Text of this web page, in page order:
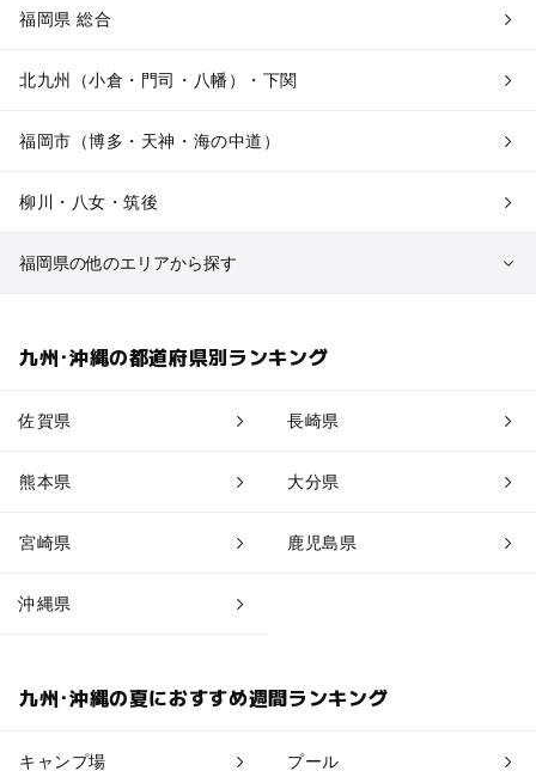
福岡県 総合
北九州（小倉・門司・八幡）・下関
福岡市（博多・天神・海の中道）
柳川・八女・筑後
福岡県の他のエリアから探す
九州･沖縄の都道府県別ランキング
佐賀県 長崎県
熊本県 大分県
宮崎県 鹿児島県
沖縄県
九州･沖縄の夏におすすめ週間ランキング
キャンプ場 プール